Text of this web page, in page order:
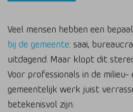
Veel mensen hebben een
bij de gemeente: saai,
uitdagend. Maar klopt dit
Voor professionals in de
gemeentelijk werk juist
betekenisvol zijn.